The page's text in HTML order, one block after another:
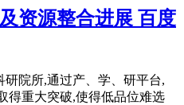
资源整合进展 百度
院所,通过产、学、研平台,
得重大突破,使得低品位难选